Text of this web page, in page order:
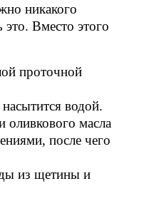
никакого
это. Вместо этого
проточной
водой.
оливкового масла
после чего
из щетины и